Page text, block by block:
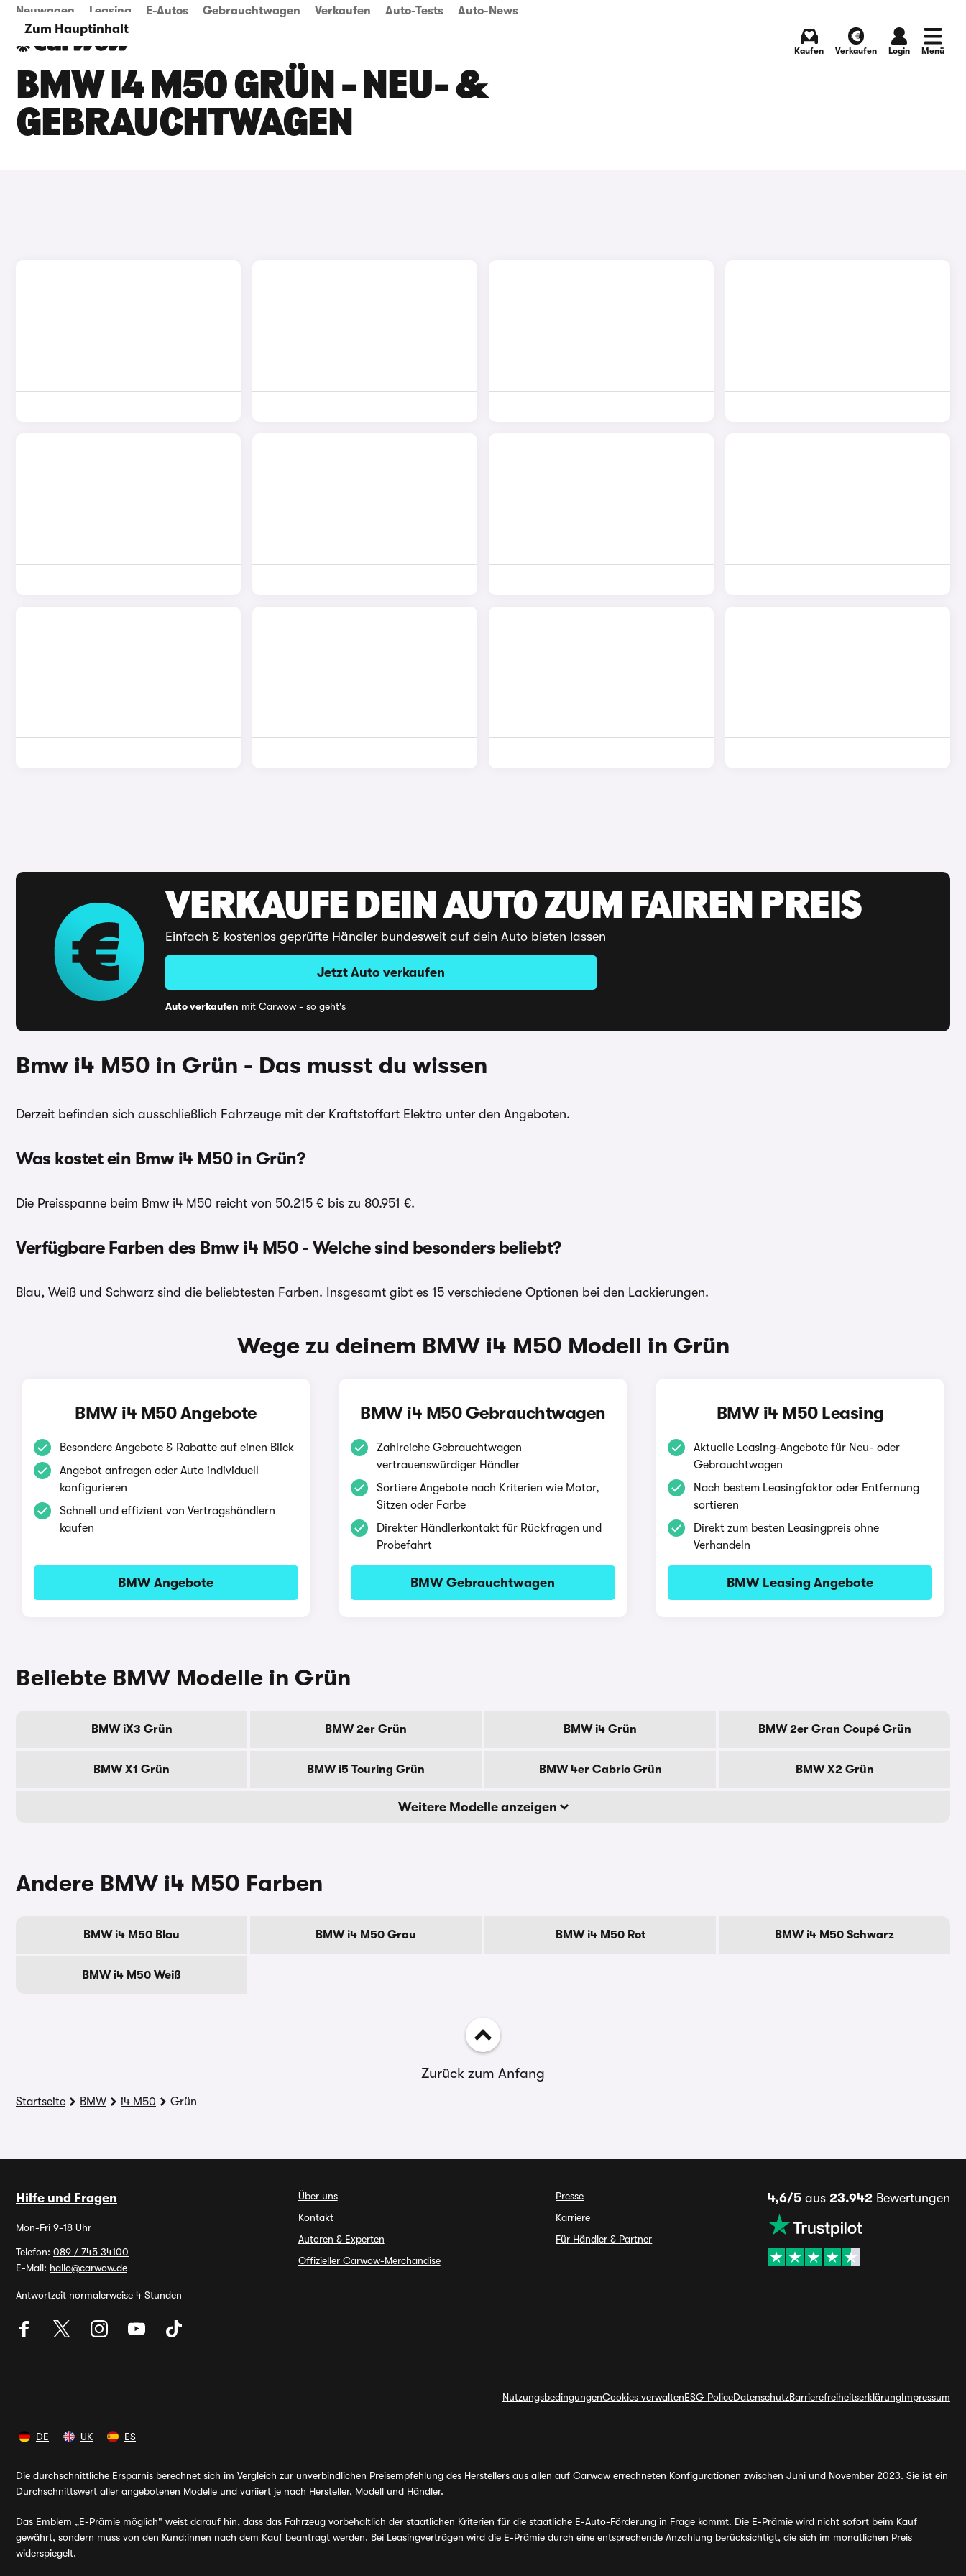
Zum Hauptinhalt
Neuwagen Leasing E-Autos Gebrauchtwagen Verkaufen Auto-Tests Auto-News
Kaufen Verkaufen Login Menü
BMW I4 M50 GRÜN - NEU- &
GEBRAUCHTWAGEN
VERKAUFE DEIN AUTO ZUM FAIREN PREIS
Einfach & kostenlos geprüfte Händler bundesweit auf dein Auto bieten lassen
Jetzt Auto verkaufen
Auto verkaufen mit Carwow - so geht's
Bmw i4 M50 in Grün - Das musst du wissen
Derzeit befinden sich ausschließlich Fahrzeuge mit der Kraftstoffart Elektro unter den Angeboten.
Was kostet ein Bmw i4 M50 in Grün?
Die Preisspanne beim Bmw i4 M50 reicht von 50.215 € bis zu 80.951 €.
Verfügbare Farben des Bmw i4 M50 - Welche sind besonders beliebt?
Blau, Weiß und Schwarz sind die beliebtesten Farben. Insgesamt gibt es 15 verschiedene Optionen bei den Lackierungen.
Wege zu deinem BMW i4 M50 Modell in Grün
BMW i4 M50 Angebote
Besondere Angebote & Rabatte auf einen Blick
Angebot anfragen oder Auto individuell
konfigurieren
Schnell und effizient von Vertragshändlern
kaufen
BMW Angebote
BMW i4 M50 Gebrauchtwagen
Zahlreiche Gebrauchtwagen
vertrauenswürdiger Händler
Sortiere Angebote nach Kriterien wie Motor,
Sitzen oder Farbe
Direkter Händlerkontakt für Rückfragen und
Probefahrt
BMW Gebrauchtwagen
BMW i4 M50 Leasing
Aktuelle Leasing-Angebote für Neu- oder
Gebrauchtwagen
Nach bestem Leasingfaktor oder Entfernung
sortieren
Direkt zum besten Leasingpreis ohne
Verhandeln
BMW Leasing Angebote
Beliebte BMW Modelle in Grün
BMW iX3 Grün BMW 2er Grün BMW i4 Grün BMW 2er Gran Coupé Grün
BMW X1 Grün BMW i5 Touring Grün BMW 4er Cabrio Grün BMW X2 Grün
Weitere Modelle anzeigen
Andere BMW i4 M50 Farben
BMW i4 M50 Blau BMW i4 M50 Grau BMW i4 M50 Rot BMW i4 M50 Schwarz
BMW i4 M50 Weiß
Zurück zum Anfang
Startseite BMW i4 M50 Grün
Hilfe und Fragen
Mon-Fri 9-18 Uhr
Telefon: 089 / 745 34100
E-Mail: hallo@carwow.de
Antwortzeit normalerweise 4 Stunden
Über uns
Kontakt
Autoren & Experten
Offizieller Carwow-Merchandise
Presse
Karriere
Für Händler & Partner
4,6/5aus 23.942Bewertungen
NutzungsbedingungenCookies verwaltenESG PoliceDatenschutzBarrierefreiheitserklärungImpressum
DE UK ES
Die durchschnittliche Ersparnis berechnet sich im Vergleich zur unverbindlichen Preisempfehlung des Herstellers aus allen auf Carwow errechneten Konfigurationen zwischen Juni und November 2023. Sie ist ein
Durchschnittswert aller angebotenen Modelle und variiert je nach Hersteller, Modell und Händler.
Das Emblem „E-Prämie möglich" weist darauf hin, dass das Fahrzeug vorbehaltlich der staatlichen Kriterien für die staatliche E-Auto-Förderung in Frage kommt. Die E-Prämie wird nicht sofort beim Kauf
gewährt, sondern muss von den Kund:innen nach dem Kauf beantragt werden. Bei Leasingverträgen wird die E-Prämie durch eine entsprechende Anzahlung berücksichtigt, die sich im monatlichen Preis
widerspiegelt.